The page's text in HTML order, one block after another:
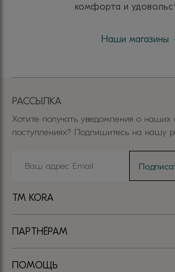
комфорта и
Наши магазины
TM KORA
ПАРТНЁРАМ
ПОМОЩЬ
РАССЫЛКА
Хотите получать уведомления о наших
поступлениях? Подпишитесь на нашу